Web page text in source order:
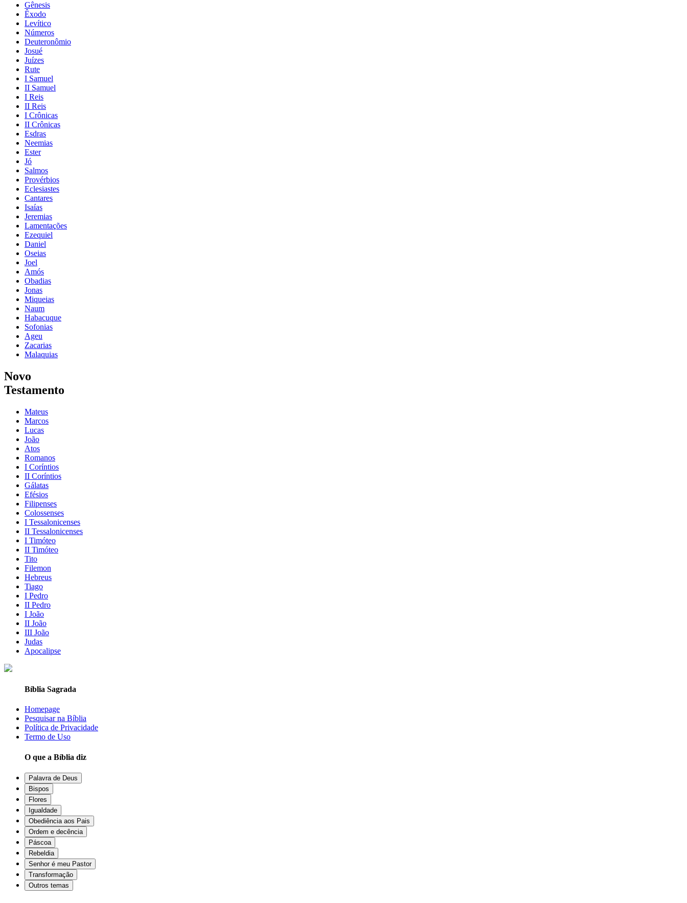
Gênesis
Êxodo
Levítico
Números
Deuteronômio
Josué
Juízes
Rute
I Samuel
II Samuel
I Reis
II Reis
I Crônicas
II Crônicas
Esdras
Neemias
Ester
Jó
Salmos
Provérbios
Eclesiastes
Cantares
Isaías
Jeremias
Lamentações
Ezequiel
Daniel
Oseias
Joel
Amós
Obadias
Jonas
Miqueias
Naum
Habacuque
Sofonias
Ageu
Zacarias
Malaquias
Novo
Testamento
Mateus
Marcos
Lucas
João
Atos
Romanos
I Coríntios
II Coríntios
Gálatas
Efésios
Filipenses
Colossenses
I Tessalonicenses
II Tessalonicenses
I Timóteo
II Timóteo
Tito
Filemon
Hebreus
Tiago
I Pedro
II Pedro
I João
II João
III João
Judas
Apocalipse
Bíblia Sagrada
Homepage
Pesquisar na Bíblia
Política de Privacidade
Termo de Uso
O que a Bíblia diz
Palavra de Deus
Bispos
Flores
Igualdade
Obediência aos Pais
Ordem e decência
Páscoa
Rebeldia
Senhor é meu Pastor
Transformação
Outros temas